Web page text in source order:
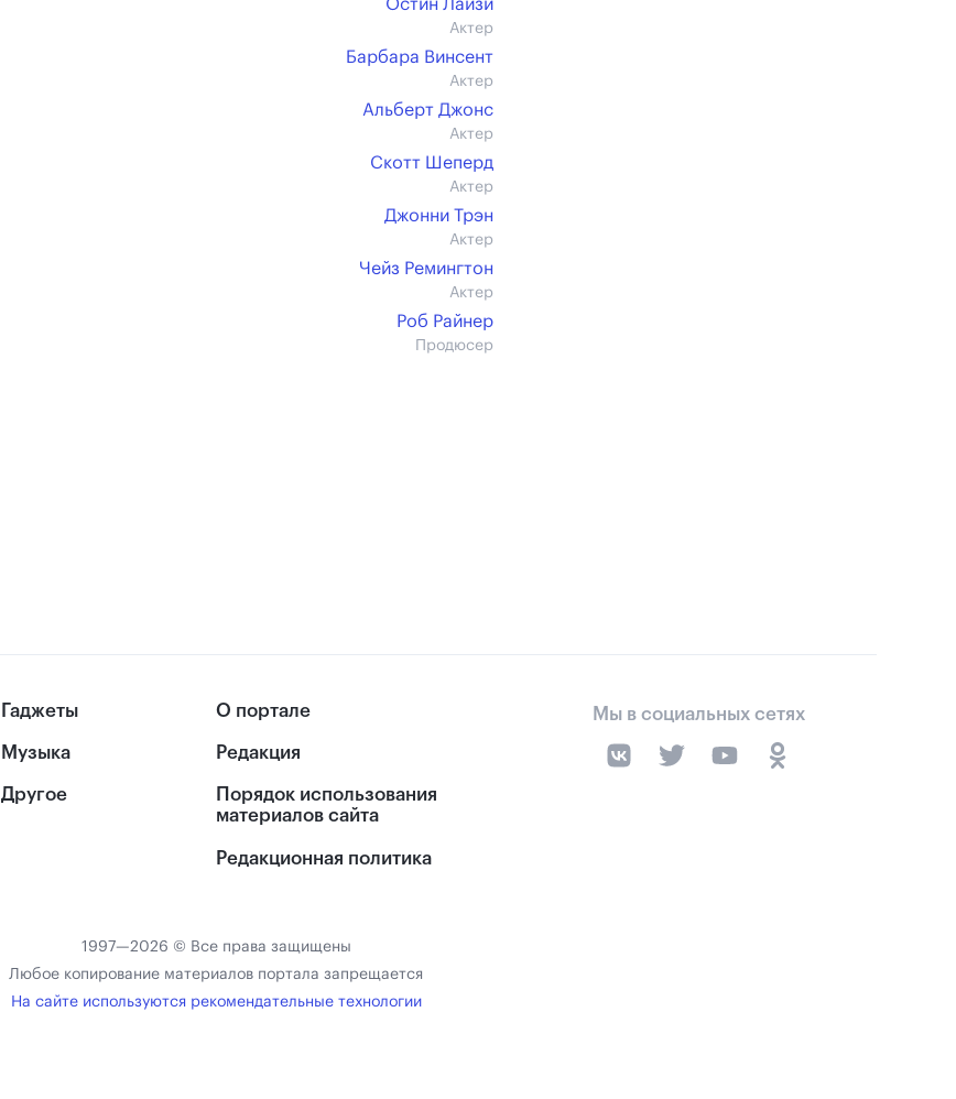
Остин Лайзи
Актер
Барбара Винсент
Актер
Альберт Джонс
Актер
Скотт Шеперд
Актер
Джонни Трэн
Актер
Чейз Ремингтон
Актер
Роб Райнер
Продюсер
Гаджеты
Музыка
Другое
О портале
Редакция
Порядок использования
материалов сайта
Редакционная политика
Мы в социальных сетях
1997—2026 © Все права защищены
Любое копирование материалов портала запрещается
На сайте используются рекомендательные технологии